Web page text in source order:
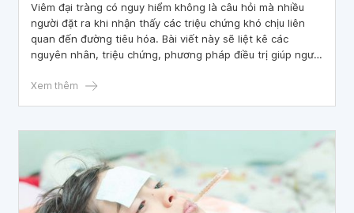
Viêm đại tràng có nguy hiểm không là câu hỏi mà nhiều
người đặt ra khi nhận thấy các triệu chứng khó chịu liên
quan đến đường tiêu hóa. Bài viết này sẽ liệt kê các
nguyên nhân, triệu chứng, phương pháp điều trị giúp người
Xem thêm